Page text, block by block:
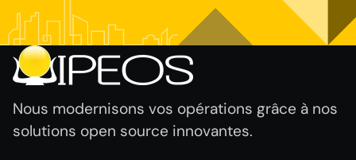
Nous modernisons vos opérations grâce à nos
solutions open source innovantes.